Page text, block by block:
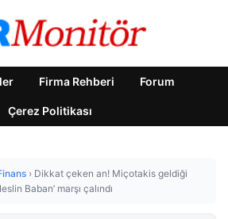
Firma Rehberi Forum
Çerez Politikası
› Dikkat çeken an! Miçotakis geldiği
Baban’ marşı çalındı